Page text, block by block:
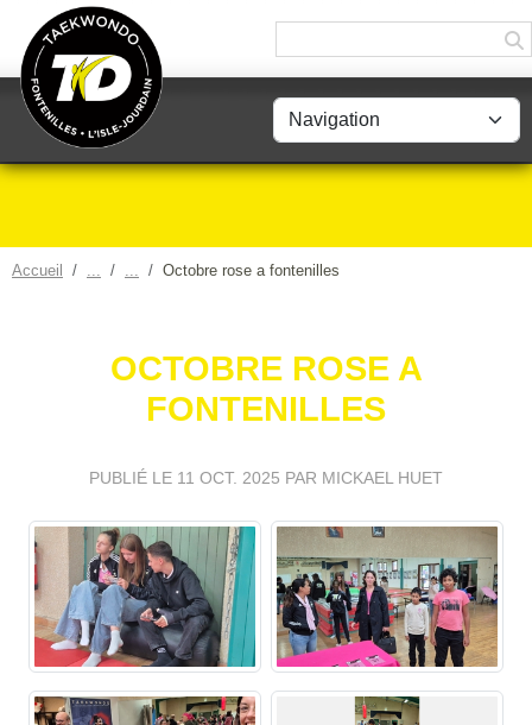
Accueil Octobre rose a fontenilles
OCTOBRE ROSE A
FONTENILLES
PUBLIÉ LE 11 OCT. 2025 PAR MICKAEL HUET
Panneau de gestion des cookies